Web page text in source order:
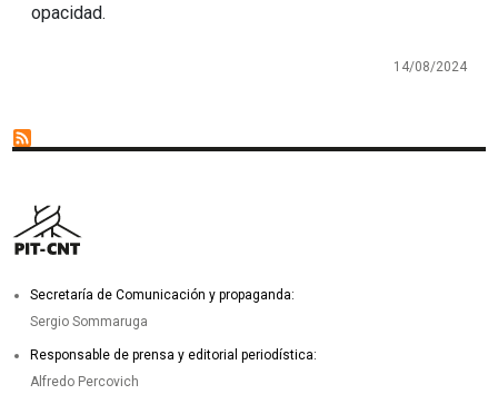
opacidad.
14/08/2024
Secretaría de Comunicación y propaganda:
Sergio Sommaruga
Responsable de prensa y editorial periodística:
Alfredo Percovich